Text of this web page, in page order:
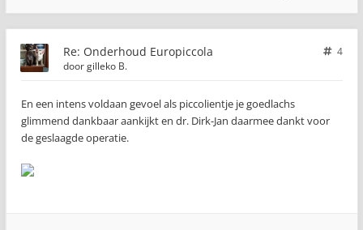
Re: Onderhoud Europiccola
4
doorgilleko B.
En een intens voldaan gevoel als piccolientje je goedlachs
glimmend dankbaar aankijkt en dr. Dirk-Jan daarmee dankt voor
de geslaagde operatie.